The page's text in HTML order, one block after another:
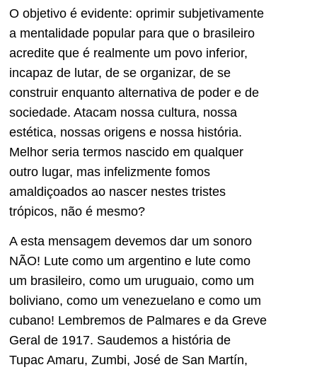
O objetivo é evidente: oprimir subjetivamente
a mentalidade popular para que o brasileiro
acredite que é realmente um povo inferior,
incapaz de lutar, de se organizar, de se
construir enquanto alternativa de poder e de
sociedade. Atacam nossa cultura, nossa
estética, nossas origens e nossa história.
Melhor seria termos nascido em qualquer
outro lugar, mas infelizmente fomos
amaldiçoados ao nascer nestes tristes
trópicos, não é mesmo?
A esta mensagem devemos dar um sonoro
NÃO! Lute como um argentino e lute como
um brasileiro, como um uruguaio, como um
boliviano, como um venezuelano e como um
cubano! Lembremos de Palmares e da Greve
Geral de 1917. Saudemos a história de
Tupac Amaru, Zumbi, José de San Martín,